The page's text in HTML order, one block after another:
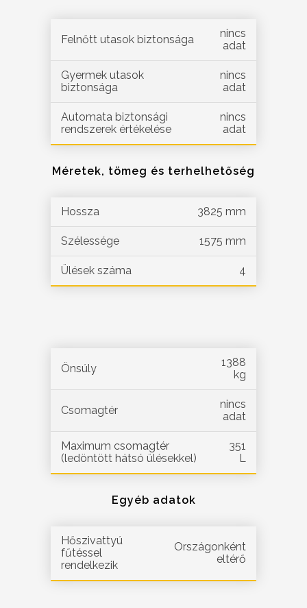
Felnőtt utasok biztonsága
nincs
adat
Gyermek utasok
biztonsága
nincs
adat
Automata biztonsági
rendszerek értékelése
nincs
adat
Méretek, tömeg és terhelhetőség
Hossza 3825 mm
Szélessége 1575 mm
Ülések száma 4
Önsúly
1388
kg
Csomagtér
nincs
adat
Maximum csomagtér
(ledöntött hátsó ülésekkel)
351
L
Egyéb adatok
Hőszivattyú
fűtéssel
rendelkezik
Országonként
eltérő